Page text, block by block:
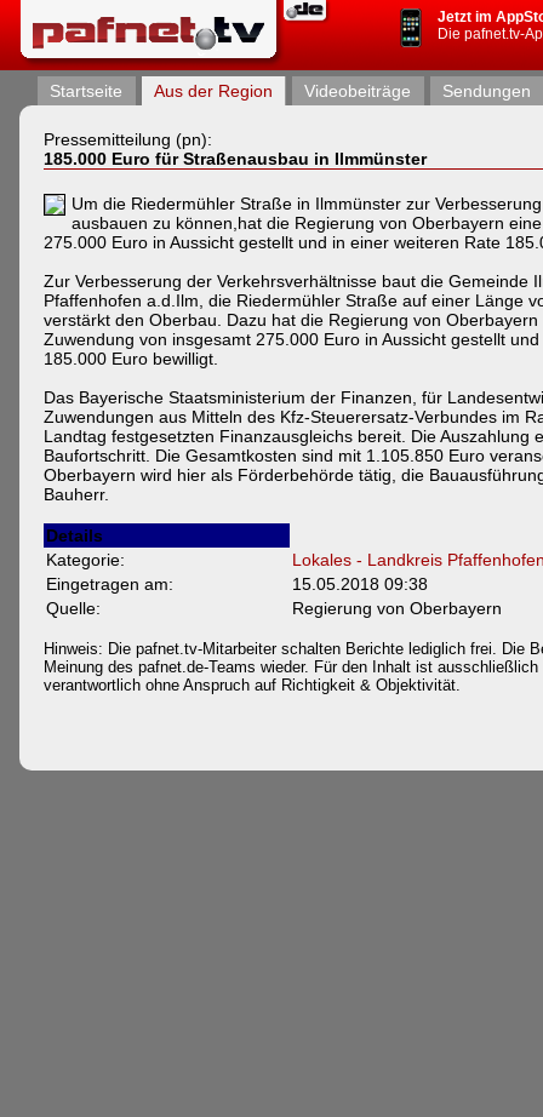
Jetzt im
Die pafnet.tv-
Startseite Aus der Region Videobeiträge Sendungen
Pressemitteilung (pn):
185.000 Euro für Straßenausbau in Ilmmünster
Um die Riedermühler Straße in Ilmmünster zur
ausbauen zu können,hat die Regierung von Oberbayern
275.000 Euro in Aussicht gestellt und in einer weiteren Rate
Zur Verbesserung der Verkehrsverhältnisse baut die Gemeinde
Pfaffenhofen a.d.Ilm, die Riedermühler Straße auf einer Länge
verstärkt den Oberbau. Dazu hat die Regierung von
Zuwendung von insgesamt 275.000 Euro in Aussicht gestellt
185.000 Euro bewilligt.
Das Bayerische Staatsministerium der Finanzen, für
Zuwendungen aus Mitteln des Kfz-Steuerersatz-Verbundes im
Landtag festgesetzten Finanzausgleichs bereit. Die Auszahlung
Baufortschritt. Die Gesamtkosten sind mit 1.105.850 Euro
Oberbayern wird hier als Förderbehörde tätig, die
Bauherr.
Details
Kategorie:
Lokales - Landkreis
Eingetragen am:
15.05.2018 09:38
Quelle:
Regierung von Oberbayern
Hinweis: Die pafnet.tv-Mitarbeiter schalten Berichte lediglich frei. Die
Meinung des pafnet.de-Teams wieder. Für den Inhalt ist
verantwortlich ohne Anspruch auf Richtigkeit & Objektivität.